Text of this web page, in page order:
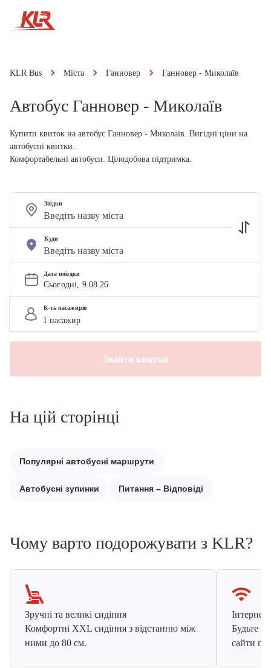
KLR Bus Міста Ганновер Ганновер - Миколаїв
Автобус Ганновер - Миколаїв
Купити квиток на автобус Ганновер - Миколаїв. Вигідні ціни на
автобусні квитки.
Комфортабельні автобуси. Цілодобова підтримка.
Звідки
Куди
Дата поїздки
Сьогодні, 9.08.26
К-ть пасажирів
Знайти квитки
На цій сторінці
Популярні автобусні маршрути
Автобусні зупинки Питання – Відповіді
Чому варто подорожувати з KLR?
Зручні та великі сидіння
Комфортні XXL сидіння з відстанню між
ними до 80 см.
Інтернет
Будьте
сайти